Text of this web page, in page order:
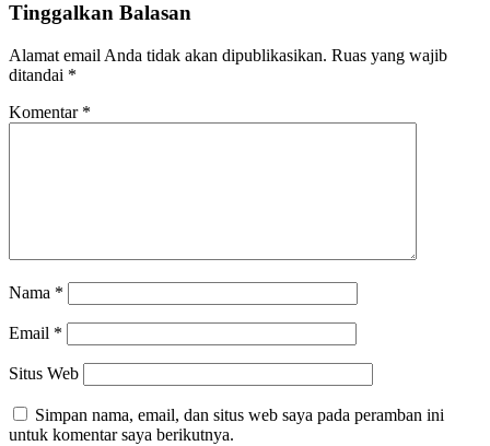
Tinggalkan Balasan
Alamat email Anda tidak akan dipublikasikan. Ruas yang wajib
ditandai *
Komentar *
Nama *
Email *
Situs Web
Simpan nama, email, dan situs web saya pada peramban ini
untuk komentar saya berikutnya.